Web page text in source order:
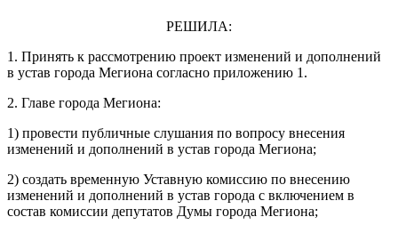
РЕШИЛА:
1. Принять к рассмотрению проект изменений и дополнений
в устав города Мегиона согласно приложению 1.
2. Главе города Мегиона:
1) провести публичные слушания по вопросу внесения
изменений и дополнений в устав города Мегиона;
2) создать временную Уставную комиссию по внесению
изменений и дополнений в устав города с включением в
состав комиссии депутатов Думы города Мегиона;